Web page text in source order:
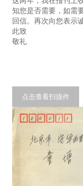
知您是否需要，如需
回信。再次向您表示
此致
敬礼